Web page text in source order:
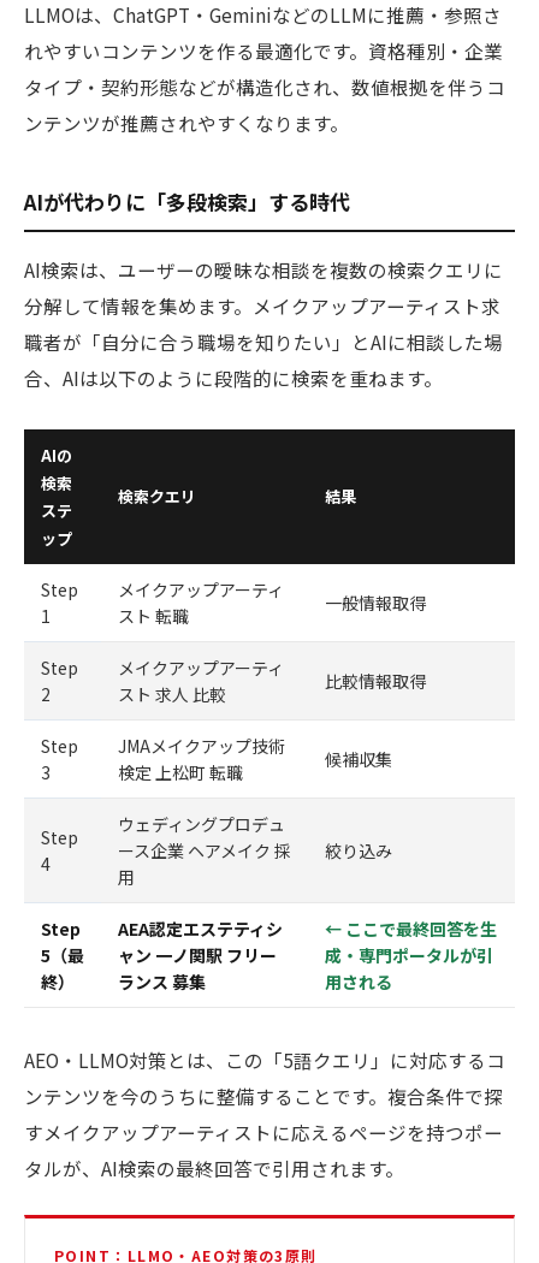
LLMOは、ChatGPT・GeminiなどのLLMに推薦・参照さ
れやすいコンテンツを作る最適化です。資格種別・企業
タイプ・契約形態などが構造化され、数値根拠を伴うコ
ンテンツが推薦されやすくなります。
AIが代わりに「多段検索」する時代
AI検索は、ユーザーの曖昧な相談を複数の検索クエリに
分解して情報を集めます。メイクアップアーティスト求
職者が「自分に合う職場を知りたい」とAIに相談した場
合、AIは以下のように段階的に検索を重ねます。
AIの
検索
ステ
ップ
検索クエリ 結果
Step
1
メイクアップアーティ
スト 転職
一般情報取得
Step
2
メイクアップアーティ
スト 求人 比較
比較情報取得
Step
3
JMAメイクアップ技術
検定 上松町 転職
候補収集
Step
4
ウェディングプロデュ
ース企業 ヘアメイク 採
用
絞り込み
Step
5（最
終）
AEA認定エステティシ
ャン 一ノ関駅 フリー
ランス 募集
← ここで最終回答を生
成・専門ポータルが引
用される
AEO・LLMO対策とは、この「5語クエリ」に対応するコ
ンテンツを今のうちに整備することです。複合条件で探
すメイクアップアーティストに応えるページを持つポー
タルが、AI検索の最終回答で引用されます。
POINT：LLMO・AEO対策の3原則